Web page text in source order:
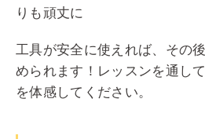
りも頑丈に
工具が安全に使えれば、その
められます！レッスンを通し
を体感してください。